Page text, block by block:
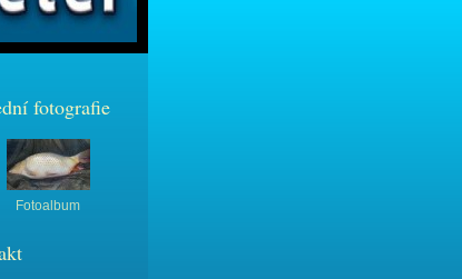
fotografie
Fotoalbum